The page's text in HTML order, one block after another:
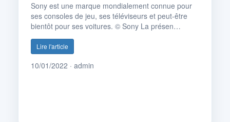
Sony est une marque mondialement connue pour
ses consoles de jeu, ses téléviseurs et peut-être
bientôt pour ses voitures. © Sony La présen…
Lire l'article
10/01/2022 · admin